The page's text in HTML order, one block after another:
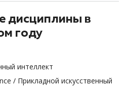
дисциплины в
году
интеллект
/ Прикладной искусственный